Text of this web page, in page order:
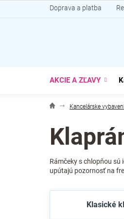
na
Doprava a platba
AKCIE A ZĽAVY
Kancelárske
Rámčeky s chlopňou
upútajú pozornosť na
Klasické